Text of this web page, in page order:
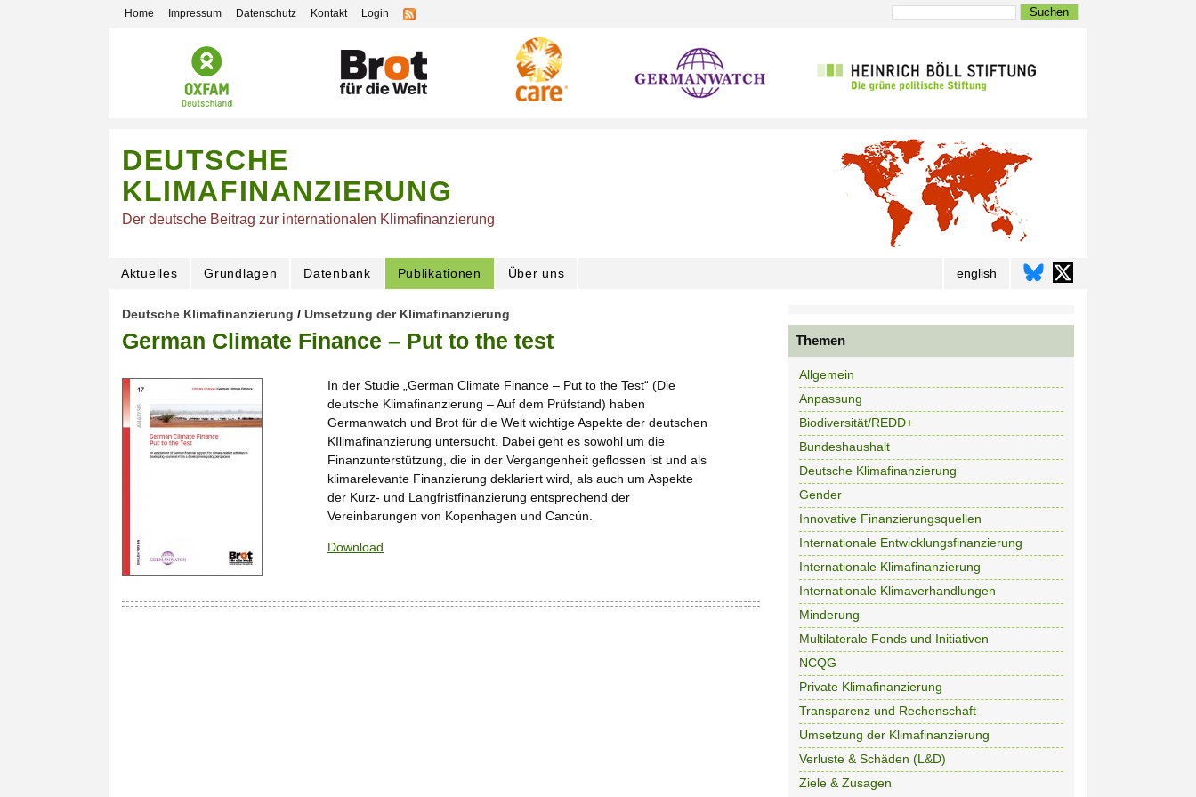
DEUTSCHE
KLIMAFINANZIERUNG
Der deutsche Beitrag zur internationalen Klimafinanzierung
Aktuelles Grundlagen Datenbank Publikationen Über uns english
Deutsche Klimafinanzierung / Umsetzung der Klimafinanzierung
German Climate Finance – Put to the test
In der Studie „German Climate Finance – Put to the Test“ (Die
deutsche Klimafinanzierung – Auf dem Prüfstand) haben
Germanwatch und Brot für die Welt wichtige Aspekte der deutschen
KIlimafinanzierung untersucht. Dabei geht es sowohl um die
Finanzunterstützung, die in der Vergangenheit geflossen ist und als
klimarelevante Finanzierung deklariert wird, als auch um Aspekte
der Kurz- und Langfristfinanzierung entsprechend der
Vereinbarungen von Kopenhagen und Cancún.
Download
Themen
Allgemein
Anpassung
Biodiversität/REDD+
Bundeshaushalt
Deutsche Klimafinanzierung
Gender
Innovative Finanzierungsquellen
Internationale Entwicklungsfinanzierung
Internationale Klimafinanzierung
Internationale Klimaverhandlungen
Minderung
Multilaterale Fonds und Initiativen
NCQG
Private Klimafinanzierung
Transparenz und Rechenschaft
Umsetzung der Klimafinanzierung
Verluste & Schäden (L&D)
Ziele & Zusagen
Home Impressum Datenschutz Kontakt Login Suchen